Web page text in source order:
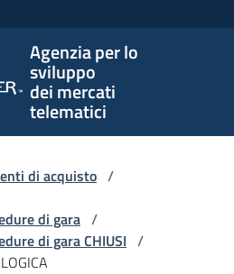
Agenzia per lo
sviluppo
dei mercati
telematici
di acquisto /
di gara /
di gara CHIUSI /